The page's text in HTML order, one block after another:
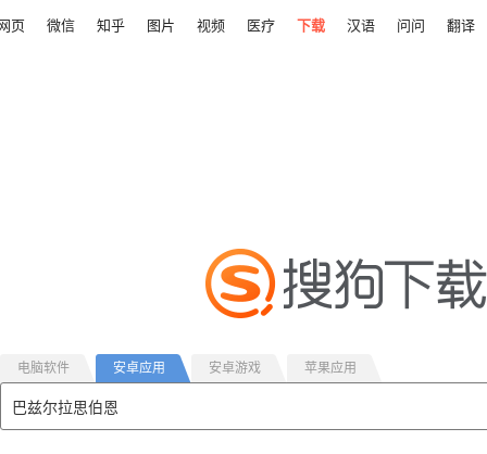
页 微信 知乎 图片 视频 医疗 下载 汉语 问问 翻译
电脑软件 安卓应用 安卓游戏 苹果应用